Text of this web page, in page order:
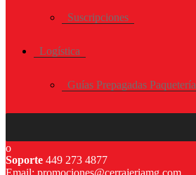
Suscripciones
Logística
Guías Prepagadas Paquetería
Soporte 449 273 4877
Email: promociones@cerrajeriamg.com